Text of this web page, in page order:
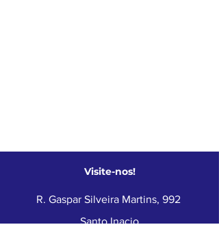
Visite-nos!
R. Gaspar Silveira Martins, 992
Santo Inacio